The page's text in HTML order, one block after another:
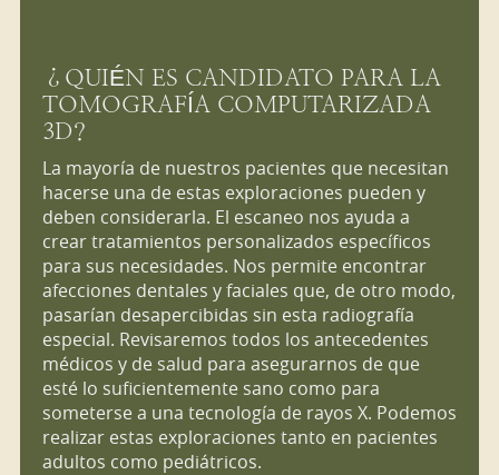
¿QUIÉN ES CANDIDATO PARA LA
TOMOGRAFÍA COMPUTARIZADA
3D?
La mayoría de nuestros pacientes que necesitan
hacerse una de estas exploraciones pueden y
deben considerarla. El escaneo nos ayuda a
crear tratamientos personalizados específicos
para sus necesidades. Nos permite encontrar
afecciones dentales y faciales que, de otro modo,
pasarían desapercibidas sin esta radiografía
especial. Revisaremos todos los antecedentes
médicos y de salud para asegurarnos de que
esté lo suficientemente sano como para
someterse a una tecnología de rayos X. Podemos
realizar estas exploraciones tanto en pacientes
adultos como pediátricos.